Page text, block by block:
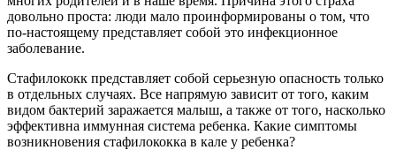
довольно проста: люди мало проинформированы о том, что
по-настоящему представляет собой это инфекционное
заболевание.
Стафилококк представляет собой серьезную опасность только
в отдельных случаях. Все напрямую зависит от того, каким
видом бактерий заражается малыш, а также от того, насколько
эффективна иммунная система ребенка. Какие симптомы
возникновения стафилококка в кале у ребенка?